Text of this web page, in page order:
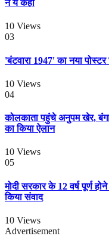
ने ये कहा
10 Views
03
'बंटवारा 1947' का नया
10 Views
04
कोलकाता पहुंचे अनुपम खेर,
का किया ऐलान
10 Views
05
मोदी सरकार के 12 वर्ष पूर्ण
किया संवाद
10 Views
Advertisement